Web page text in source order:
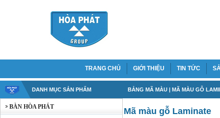
TRANG CHỦ GIỚI THIỆU TIN TỨC
DANH MỤC SẢN PHẨM
BÀN HÒA PHÁT
BẢNG MÃ MÀU | MÃ MÀU GỖ
Mã màu gỗ Laminate